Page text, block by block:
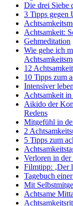
Die drei Siebe
3 Tipps gegen
Achtsamkeit:
Gehmeditation
Wie gehe ich
12
10 Tipps zum
Intensiver
Achtsamkeit
Aikido der
Redens
Mitgefühl in
2
5 Tipps zum
Verloren in
Filmtipp: ‚Der
Tagebuch
Mit
Achtsame